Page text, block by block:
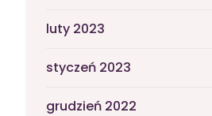
luty 2023
styczeń 2023
grudzień 2022